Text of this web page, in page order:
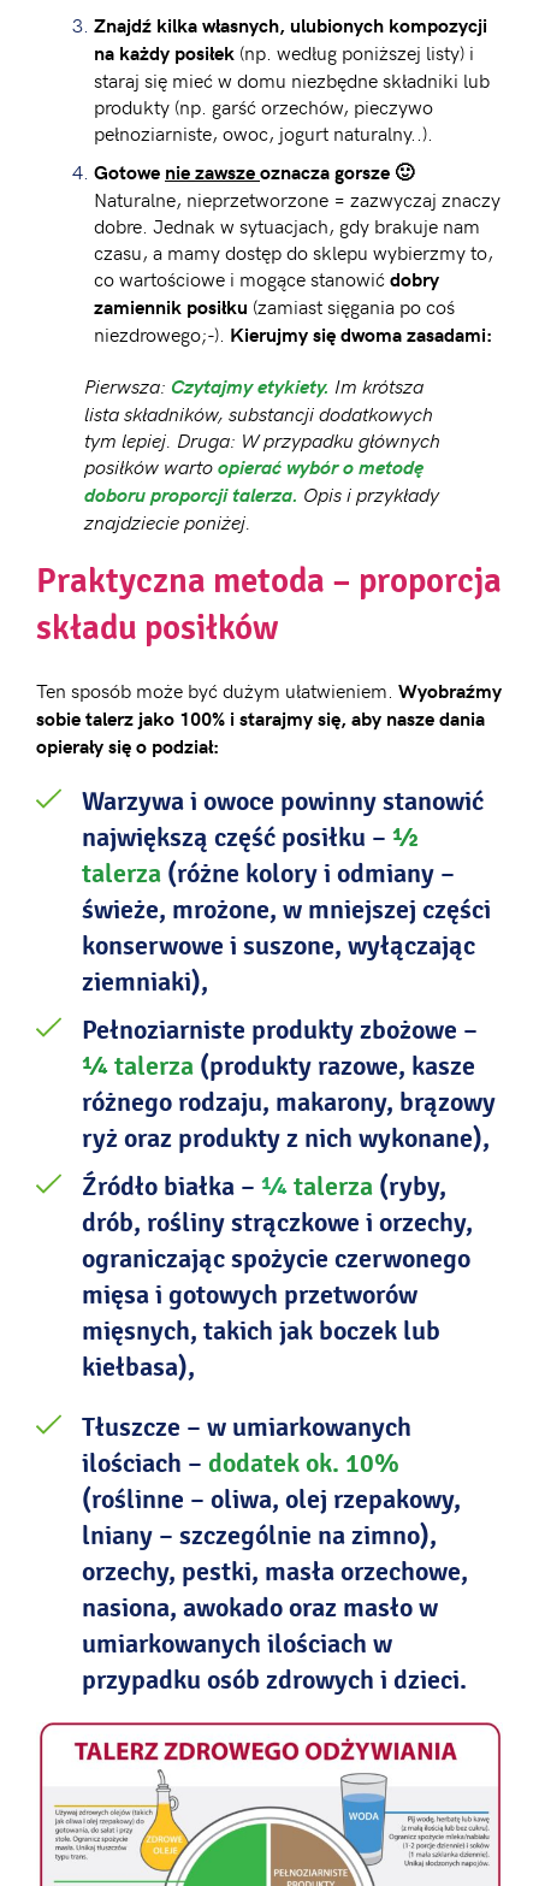
Znajdź kilka własnych, ulubionych kompozycji
na każdy posiłek (np. według poniższej listy) i
staraj się mieć w domu niezbędne składniki lub
produkty (np. garść orzechów, pieczywo
pełnoziarniste, owoc, jogurt naturalny..).
Gotowe nie zawszeoznacza gorsze 🙂
Naturalne, nieprzetworzone = zazwyczaj znaczy
dobre. Jednak w sytuacjach, gdy brakuje nam
czasu, a mamy dostęp do sklepu wybierzmy to,
co wartościowe i mogące stanowić dobry
zamiennik posiłku (zamiast sięgania po coś
niezdrowego;-). Kierujmy się dwoma zasadami:
Pierwsza: Czytajmy etykiety. Im krótsza
lista składników, substancji dodatkowych
tym lepiej. Druga: W przypadku głównych
posiłków wartoopierać wybór o metodę
doboru proporcji talerza. Opis i przykłady
znajdziecie poniżej.
Praktyczna metoda – proporcja
składu posiłków
Ten sposób może być dużym ułatwieniem. Wyobraźmy
sobie talerz jako 100% i starajmy się, aby nasze dania
opierały się o podział:
Warzywa i owoce powinny stanowić
największą część posiłku – ½
talerza (różne kolory i odmiany –
świeże, mrożone, w mniejszej części
konserwowe i suszone, wyłączając
ziemniaki),
Pełnoziarniste produkty zbożowe –
¼ talerza (produkty razowe, kasze
różnego rodzaju, makarony, brązowy
ryż oraz produkty z nich wykonane),
Źródło białka –¼talerza (ryby,
drób, rośliny strączkowe i orzechy,
ograniczając spożycie czerwonego
mięsa i gotowych przetworów
mięsnych, takich jak boczek lub
kiełbasa),
Tłuszcze – w umiarkowanych
ilościach –dodatek ok. 10%
(roślinne – oliwa, olej rzepakowy,
lniany – szczególnie na zimno),
orzechy, pestki, masła orzechowe,
nasiona, awokado oraz masło w
umiarkowanych ilościach w
przypadku osób zdrowych i dzieci.